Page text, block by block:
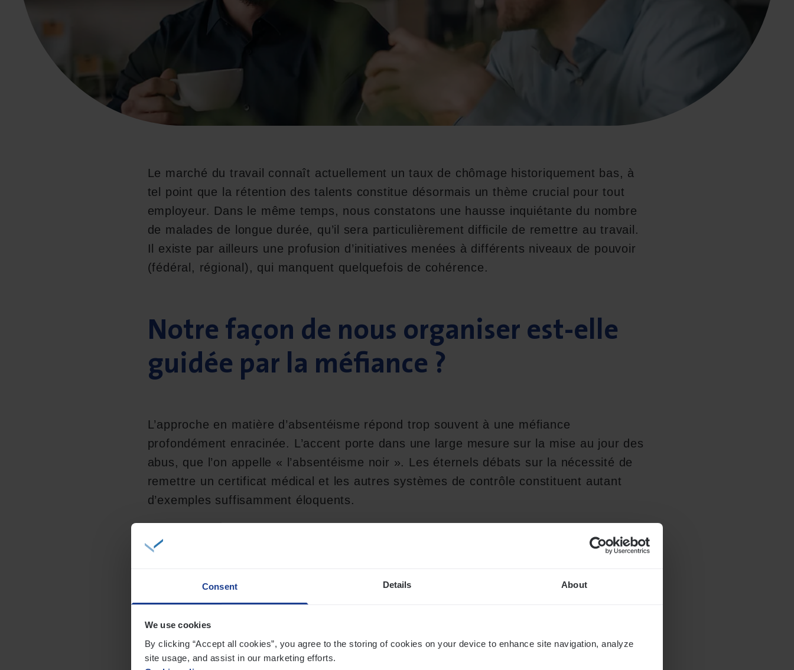
Consent Details About
We use cookies
By clicking “Accept all cookies”, you agree to the storing of cookies on your device to enhance site navigation, analyze
site usage, and assist in our marketing efforts.
Le marché du travail connaît actuellement un taux de chômage historiquement bas, à
tel point que la rétention des talents constitue désormais un thème crucial pour tout
employeur. Dans le même temps, nous constatons une hausse inquiétante du nombre
de malades de longue durée, qu’il sera particulièrement difficile de remettre au travail.
Il existe par ailleurs une profusion d’initiatives menées à différents niveaux de pouvoir
(fédéral, régional), qui manquent quelquefois de cohérence.
Notre façon de nous organiser est-elle
guidée par la méfiance ?
L’approche en matière d’absentéisme répond trop souvent à une méfiance
profondément enracinée. L’accent porte dans une large mesure sur la mise au jour des
abus, que l’on appelle « l’absentéisme noir ». Les éternels débats sur la nécessité de
remettre un certificat médical et les autres systèmes de contrôle constituent autant
d’exemples suffisamment éloquents.
Cette obsession du contrôle peut partiellement s’expliquer par les effets délétères de
mauvaises expériences, qui ont tendance à prendre le pas sur les innombrables cas en
et se situent généralement entre 1 et 5 pour cent.